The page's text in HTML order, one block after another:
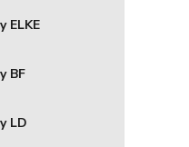
ELKE
BF
LD